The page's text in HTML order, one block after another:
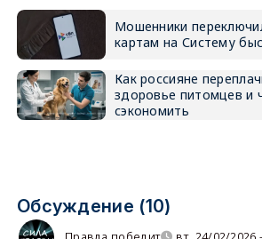
Мошенники
картам на Систему
Как россияне
здоровье питомцев и
сэкономить
Обсуждение (10)